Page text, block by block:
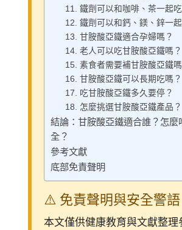
11. 鐵劑可以和咖啡、茶一起吃
12. 鐵劑可以和鈣、鎂、鋅一起
13. 甘胺酸亞鐵適合孕婦嗎？
14. 老人可以吃甘胺酸亞鐵嗎？
15. 素食者需要補甘胺酸亞鐵嗎
16. 甘胺酸亞鐵可以長期吃嗎？
17. 吃甘胺酸亞鐵多久要停？
18. 怎麼挑選甘胺酸亞鐵產品？
結論：甘胺酸亞鐵適合誰？怎麼
全？
參考文獻
底部免責聲明
⚠️ 免責聲明與安全警語
本文僅供健康教育與文獻整理